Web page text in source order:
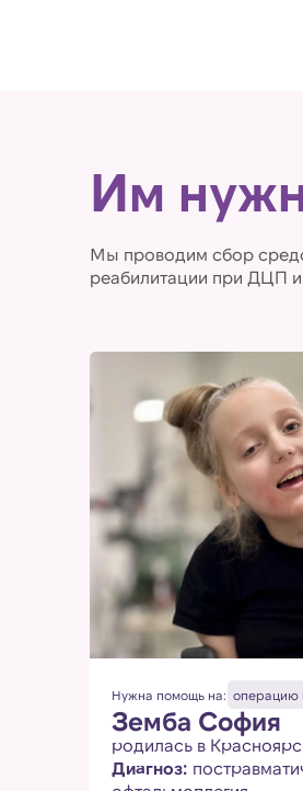
Им
Мы проводим сбор
реабилитации при ДЦП
Нужна помощь на: операцию
Земба София
родилась в
Диагноз: